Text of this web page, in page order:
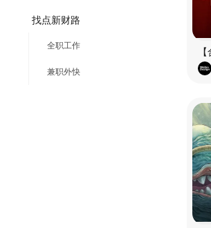
找点新财路
全职工作
兼职外快